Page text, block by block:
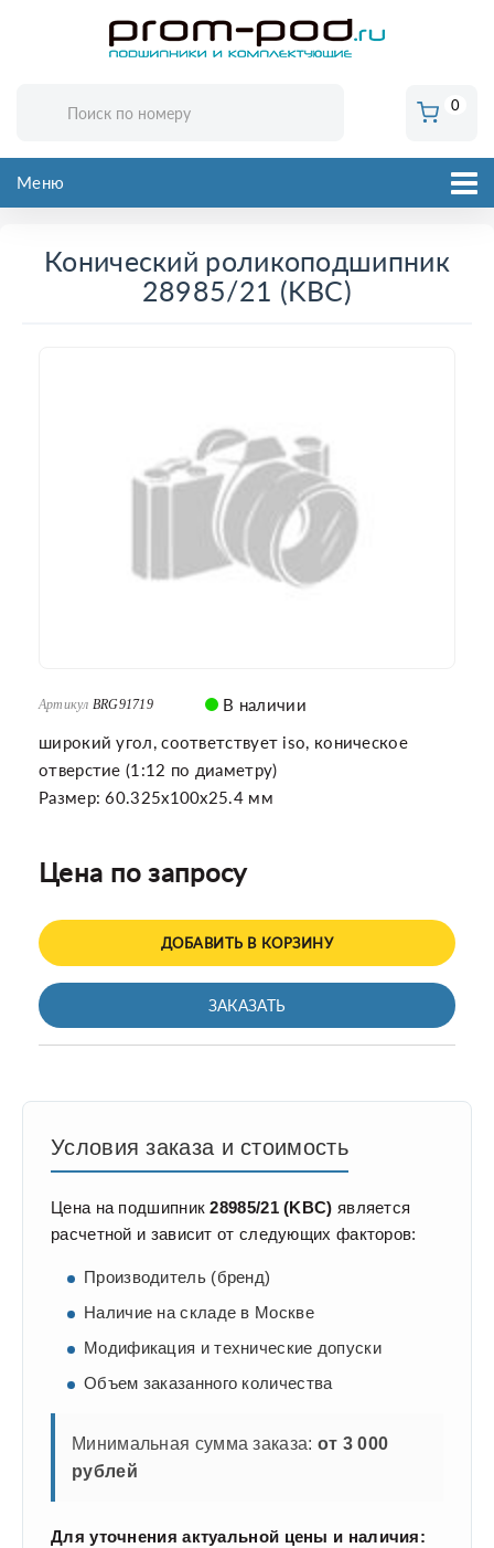
0
Меню
Конический роликоподшипник
28985/21 (KBC)
Артикул BRG91719
В наличии
широкий угол, соответствует iso, коническое
отверстие (1:12 по диаметру)
Размер: 60.325x100x25.4 мм
Цена по запросу
ДОБАВИТЬ В КОРЗИНУ
ЗАКАЗАТЬ
Условия заказа и стоимость
Цена на подшипник28985/21 (KBC) является
расчетной и зависит от следующих факторов:
Производитель (бренд)
Наличие на складе в Москве
Модификация и технические допуски
Объем заказанного количества
Минимальная сумма заказа: от 3 000
рублей
Для уточнения актуальной цены и наличия: